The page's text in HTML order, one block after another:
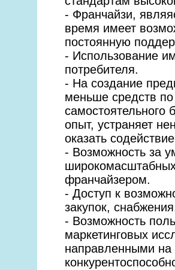
- Франчайзи,
время имеет
постоянную
- Использование
потребителя.
- На создание
меньше средств
самостоятельного
опыт, устраняет
оказать
- Возможность за
франчайзером.
- Доступ к
закупок,
- Возможность
маркетинговых
направленными